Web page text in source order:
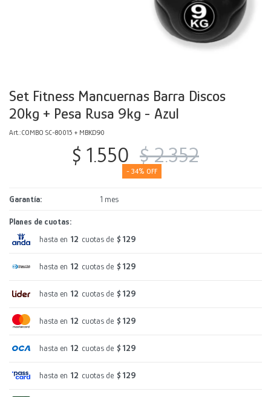
Set Fitness Mancuernas Barra Discos
20kg + Pesa Rusa 9kg - Azul
COMBO SC-80015 + MBKD90
$ 1.550 $ 2.352
34
Garantía 1 mes
Planes de cuotas:
hasta en 12 cuotas de $ 129
hasta en 12 cuotas de $ 129
hasta en 12 cuotas de $ 129
hasta en 12 cuotas de $ 129
hasta en 12 cuotas de $ 129
hasta en 12 cuotas de $ 129